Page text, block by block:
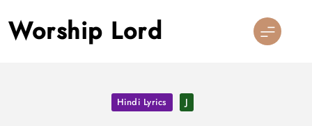
to
content
Worship Lord
Hindi Lyrics J